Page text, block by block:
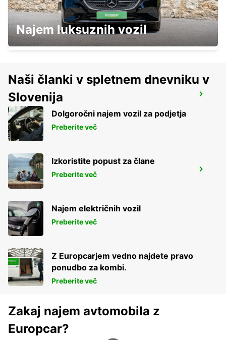
ALBACETE
ALBACETE - SPAIN
MURCIA
MURCIA - SPAIN
CASTELLON MAIN STATION
CASTELLON - SPAIN
Najem luksuznih vozil
Naši članki v spletnem dnevniku v
Slovenija
Dolgoročni najem vozil za podjetja
Preberite več
Izkoristite popust za člane
Preberite več
Najem električnih vozil
Preberite več
Z Europcarjem vedno najdete pravo
ponudbo za kombi.
Preberite več
Zakaj najem avtomobila z
Europcar?